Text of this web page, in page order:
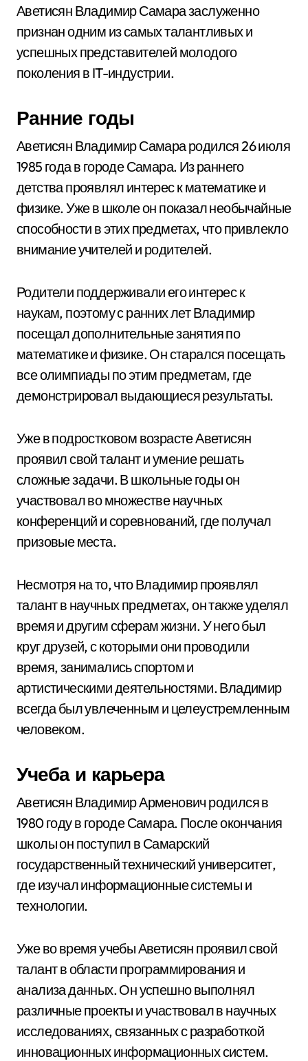
Аветисян Владимир Самара заслуженно
признан одним из самых талантливых и
успешных представителей молодого
поколения в IT-индустрии.
Ранние годы
Аветисян Владимир Самара родился 26 июля
1985 года в городе Самара. Из раннего
детства проявлял интерес к математике и
физике. Уже в школе он показал необычайные
способности в этих предметах, что привлекло
внимание учителей и родителей.
Родители поддерживали его интерес к
наукам, поэтому с ранних лет Владимир
посещал дополнительные занятия по
математике и физике. Он старался посещать
все олимпиады по этим предметам, где
демонстрировал выдающиеся результаты.
Уже в подростковом возрасте Аветисян
проявил свой талант и умение решать
сложные задачи. В школьные годы он
участвовал во множестве научных
конференций и соревнований, где получал
призовые места.
Несмотря на то, что Владимир проявлял
талант в научных предметах, он также уделял
время и другим сферам жизни. У него был
круг друзей, с которыми они проводили
время, занимались спортом и
артистическими деятельностями. Владимир
всегда был увлеченным и целеустремленным
человеком.
Учеба и карьера
Аветисян Владимир Арменович родился в
1980 году в городе Самара. После окончания
школы он поступил в Самарский
государственный технический университет,
где изучал информационные системы и
технологии.
Уже во время учебы Аветисян проявил свой
талант в области программирования и
анализа данных. Он успешно выполнял
различные проекты и участвовал в научных
исследованиях, связанных с разработкой
инновационных информационных систем.